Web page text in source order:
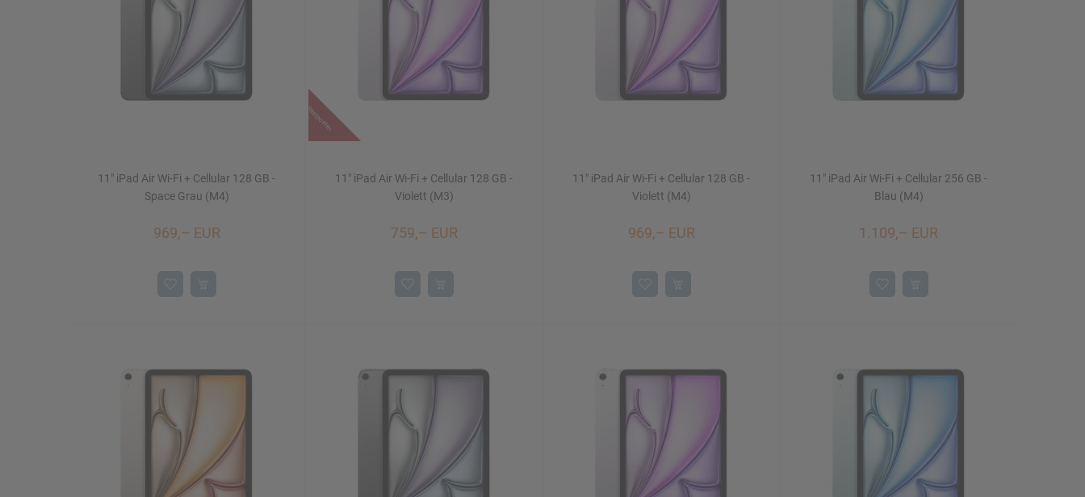
11" iPad Air Wi-Fi + Cellular 128 GB -
Space Grau (M4)
969,– EUR
Restposten
11" iPad Air Wi-Fi + Cellular 128 GB -
Violett (M3)
759,– EUR
11" iPad Air Wi-Fi + Cellular 128 GB -
Violett (M4)
969,– EUR
11" iPad Air Wi-Fi + Cellular 256 GB -
Blau (M4)
1.109,– EUR